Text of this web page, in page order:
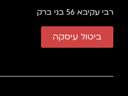
רבי עקיבא 56 בני ברק
ביטול עיסקה